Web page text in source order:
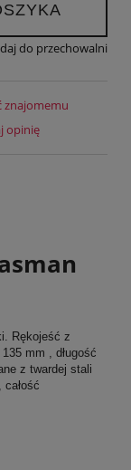
do przechowalni
znajomemu
opinię
Rękojeść z
mm , długość
z twardej stali